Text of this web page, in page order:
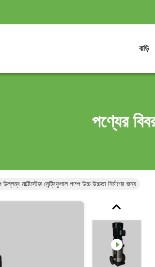
বাড়ি
পণ্যের
উল্লম্ব মাল্টিস্টেজ সেন্ট্রিফুগাল পাম্প উচ্চ উচ্চতা নির্মাণের জন্য